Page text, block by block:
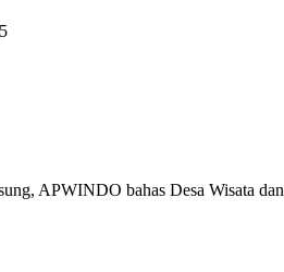
APWINDO bahas Desa Wisata